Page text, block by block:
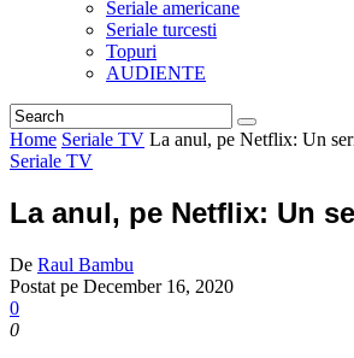
Seriale americane
Seriale turcesti
Topuri
AUDIENTE
Home Seriale TV La anul, pe Netflix: Un
Seriale TV
La anul, pe Netflix: Un
De Raul Bambu
Postat pe December 16, 2020
0
0